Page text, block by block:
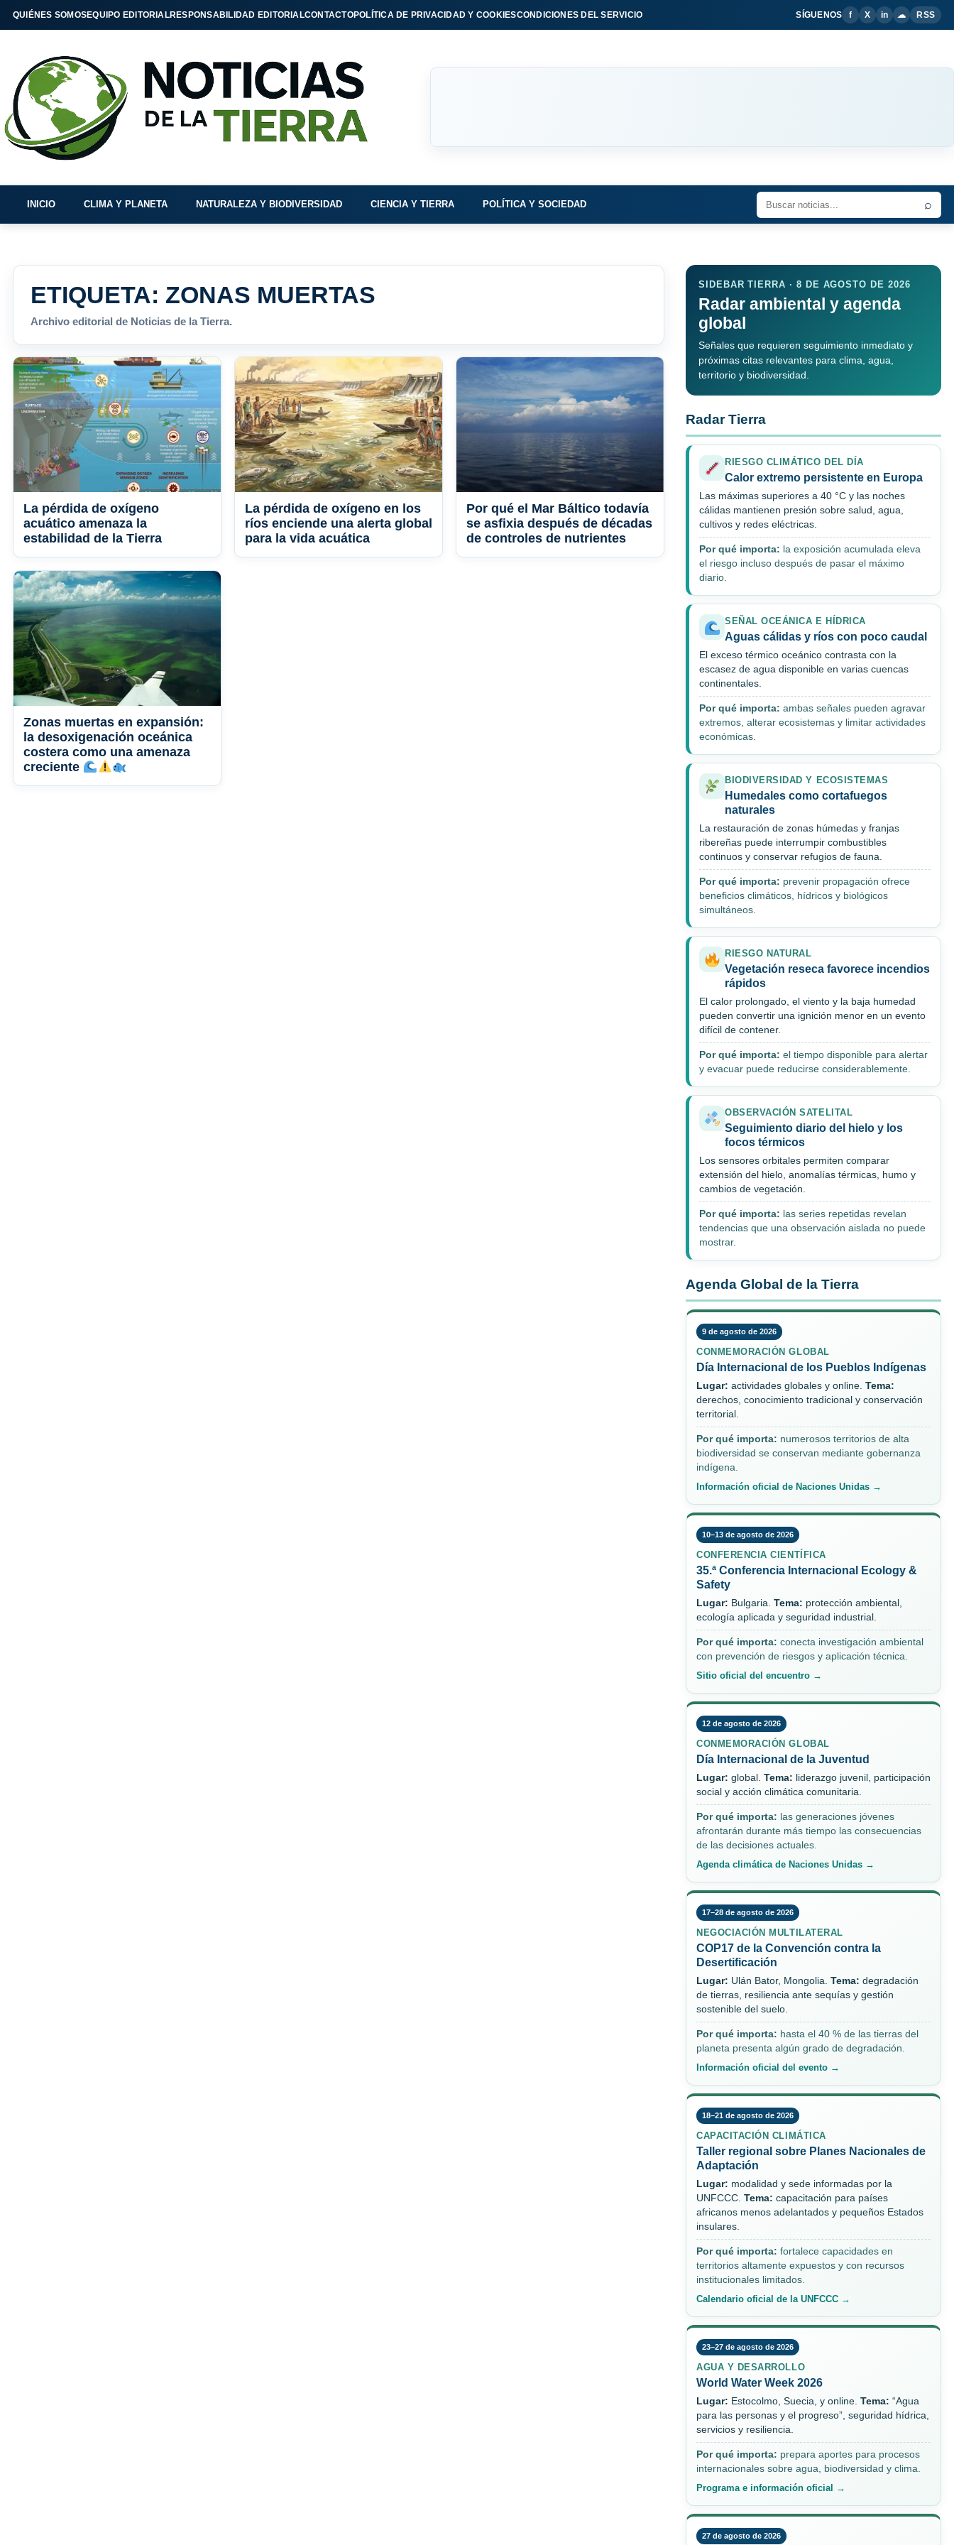
QUIÉNES SOMOSEQUIPO EDITORIALRESPONSABILIDAD EDITORIALCONTACTOPOLÍTICA DE PRIVACIDAD Y COOKIESCONDICIONES DEL SERVICIO SÍGUENOS f X in ☁ RSS
INICIO CLIMA Y PLANETA NATURALEZA Y BIODIVERSIDAD CIENCIA Y TIERRA POLÍTICA Y SOCIEDAD ⌕
ETIQUETA: ZONAS MUERTAS
Archivo editorial de Noticias de la Tierra.
La pérdida de oxígeno
acuático amenaza la
estabilidad de la Tierra
La pérdida de oxígeno en los
ríos enciende una alerta global
para la vida acuática
Por qué el Mar Báltico todavía
se asfixia después de décadas
de controles de nutrientes
Zonas muertas en expansión:
la desoxigenación oceánica
costera como una amenaza
creciente
SIDEBAR TIERRA · 8 DE AGOSTO DE 2026
Radar ambiental y agenda
global
Señales que requieren seguimiento inmediato y
próximas citas relevantes para clima, agua,
territorio y biodiversidad.
Radar Tierra
RIESGO CLIMÁTICO DEL DÍA
Calor extremo persistente en Europa
Las máximas superiores a 40 °C y las noches
cálidas mantienen presión sobre salud, agua,
cultivos y redes eléctricas.
Por qué importa: la exposición acumulada eleva
el riesgo incluso después de pasar el máximo
diario.
SEÑAL OCEÁNICA E HÍDRICA
Aguas cálidas y ríos con poco caudal
El exceso térmico oceánico contrasta con la
escasez de agua disponible en varias cuencas
continentales.
Por qué importa: ambas señales pueden agravar
extremos, alterar ecosistemas y limitar actividades
económicas.
BIODIVERSIDAD Y ECOSISTEMAS
Humedales como cortafuegos
naturales
La restauración de zonas húmedas y franjas
ribereñas puede interrumpir combustibles
continuos y conservar refugios de fauna.
Por qué importa: prevenir propagación ofrece
beneficios climáticos, hídricos y biológicos
simultáneos.
RIESGO NATURAL
Vegetación reseca favorece incendios
rápidos
El calor prolongado, el viento y la baja humedad
pueden convertir una ignición menor en un evento
difícil de contener.
Por qué importa: el tiempo disponible para alertar
y evacuar puede reducirse considerablemente.
OBSERVACIÓN SATELITAL
Seguimiento diario del hielo y los
focos térmicos
Los sensores orbitales permiten comparar
extensión del hielo, anomalías térmicas, humo y
cambios de vegetación.
Por qué importa: las series repetidas revelan
tendencias que una observación aislada no puede
mostrar.
Agenda Global de la Tierra
9 de agosto de 2026
CONMEMORACIÓN GLOBAL
Día Internacional de los Pueblos Indígenas
Lugar: actividades globales y online. Tema:
derechos, conocimiento tradicional y conservación
territorial.
Por qué importa: numerosos territorios de alta
biodiversidad se conservan mediante gobernanza
indígena.
Información oficial de Naciones Unidas →
10–13 de agosto de 2026
CONFERENCIA CIENTÍFICA
35.ª Conferencia Internacional Ecology &
Safety
Lugar: Bulgaria. Tema: protección ambiental,
ecología aplicada y seguridad industrial.
Por qué importa: conecta investigación ambiental
con prevención de riesgos y aplicación técnica.
Sitio oficial del encuentro →
12 de agosto de 2026
CONMEMORACIÓN GLOBAL
Día Internacional de la Juventud
Lugar: global. Tema: liderazgo juvenil, participación
social y acción climática comunitaria.
Por qué importa: las generaciones jóvenes
afrontarán durante más tiempo las consecuencias
de las decisiones actuales.
Agenda climática de Naciones Unidas →
17–28 de agosto de 2026
NEGOCIACIÓN MULTILATERAL
COP17 de la Convención contra la
Desertificación
Lugar: Ulán Bator, Mongolia. Tema: degradación
de tierras, resiliencia ante sequías y gestión
sostenible del suelo.
Por qué importa: hasta el 40 % de las tierras del
planeta presenta algún grado de degradación.
Información oficial del evento →
18–21 de agosto de 2026
CAPACITACIÓN CLIMÁTICA
Taller regional sobre Planes Nacionales de
Adaptación
Lugar: modalidad y sede informadas por la
UNFCCC. Tema: capacitación para países
africanos menos adelantados y pequeños Estados
insulares.
Por qué importa: fortalece capacidades en
territorios altamente expuestos y con recursos
institucionales limitados.
Calendario oficial de la UNFCCC →
23–27 de agosto de 2026
AGUA Y DESARROLLO
World Water Week 2026
Lugar: Estocolmo, Suecia, y online. Tema: “Agua
para las personas y el progreso”, seguridad hídrica,
servicios y resiliencia.
Por qué importa: prepara aportes para procesos
internacionales sobre agua, biodiversidad y clima.
Programa e información oficial →
27 de agosto de 2026